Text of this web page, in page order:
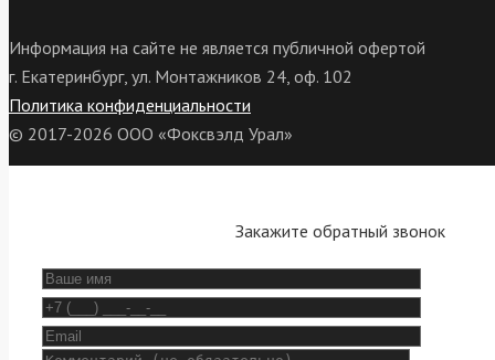
Информация на сайте не является публичной офертой
г. Екатеринбург, ул. Монтажников 24, оф. 102
Политика конфиденциальности
© 2017-2026 ООО «Фоксвэлд Урал»
Закажите обратный звонок